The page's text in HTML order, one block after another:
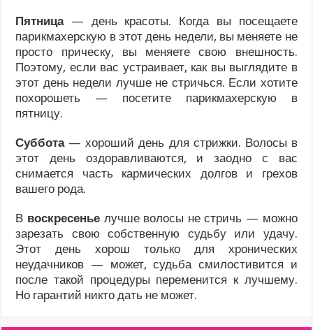
Пятница— день красоты. Когда вы посещаете
парикмахерскую в этот день недели, вы меняете не
просто прическу, вы меняете свою внешность.
Поэтому, если вас устраивает, как вы выглядите в
этот день недели лучше не стричься. Если хотите
похорошеть — посетите парикмахерскую в
пятницу.
Суббота— хороший день для стрижки. Волосы в
этот день оздоравливаются, и заодно с вас
снимается часть кармических долгов и грехов
вашего рода.
В воскресеньелучше волосы не стричь — можно
зарезать свою собственную судьбу или удачу.
Этот день хорош только для хронических
неудачников — может, судьба смилостивится и
после такой процедуры переменится к лучшему.
Но гарантий никто дать не может.